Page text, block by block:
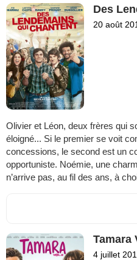
Des
20 août
Olivier et Léon, deux frères qui
éloigné... Si le premier se voit
concessions, le second est un
opportuniste. Noémie, une
n’arrive pas, au fil des ans, à
Tamara
4 juillet